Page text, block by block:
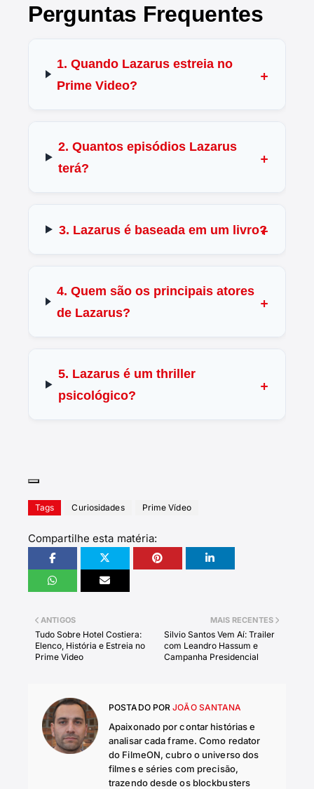
Perguntas Frequentes
1. Quando Lazarus estreia no
Prime Video?
2. Quantos episódios Lazarus
terá?
3. Lazarus é baseada em um livro?
4. Quem são os principais atores
de Lazarus?
5. Lazarus é um thriller
psicológico?
Tags Curiosidades Prime Vídeo
Compartilhe esta matéria:
MAIS RECENTES
Silvio Santos Vem Aí: Trailer
com Leandro Hassum e
Campanha Presidencial
ANTIGOS
Tudo Sobre Hotel Costiera:
Elenco, História e Estreia no
Prime Video
POSTADO POR JOÃO SANTANA
Apaixonado por contar histórias e
analisar cada frame. Como redator
do FilmeON, cubro o universo dos
filmes e séries com precisão,
trazendo desde os blockbusters